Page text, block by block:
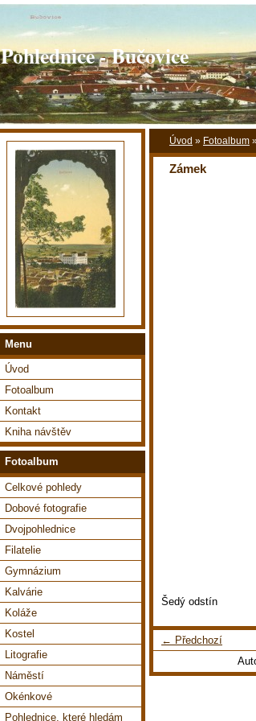
Pohlednice - Bučovice
Úvod » Fotoalbum
Zámek
Šedý odstín
← Předchozí
Menu
Úvod
Fotoalbum
Kontakt
Kniha návštěv
Fotoalbum
Celkové pohledy
Dobové fotografie
Dvojpohlednice
Filatelie
Gymnázium
Kalvárie
Koláže
Kostel
Litografie
Náměstí
Okénkové
Pohlednice, které hledám